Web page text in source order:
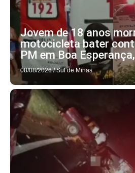
Jovem de 18 anos
motocicleta bater
PM em Boa
08/08/2026 / Sul de Minas